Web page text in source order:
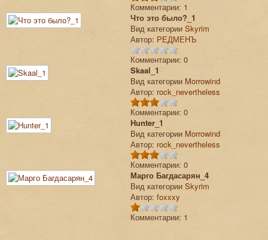
Комментарии: 1
Что это было?_1
Вид категории Skyrim
Автор: РЕДМЕНЪ
Комментарии: 0
Skaal_1
Вид категории Morrowind
Автор: rock_nevertheless
Комментарии: 0
Hunter_1
Вид категории Morrowind
Автор: rock_nevertheless
Комментарии: 0
Марго Багдасарян_4
Вид категории Skyrim
Автор: foxxxy
Комментарии: 1